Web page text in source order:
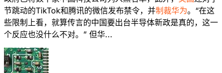
节跳动的TikTok和腾讯的微信发布禁令，并制裁华为。“在这
些限制上看，就算传言的中国要出台半导体新政是真的，这一
个反应也没什么不对。” 但华...